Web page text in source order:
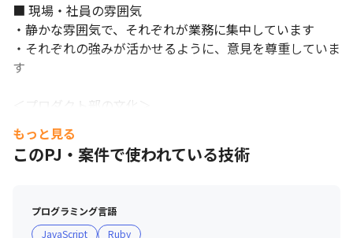
■ 現場・社員の雰囲気
・静かな雰囲気で、それぞれが業務に集中しています
・それぞれの強みが活かせるように、意見を尊重していま
す
＜プロダクト部の文化＞
・暗黙知で効率的なコミュニケーションを取り合う習慣が
あります
・業務の仕方やサービスに対する提案などの自由度が高
ション次第で多種多様な事が学習でき、実施できる環境が
もっと見る
このPJ・案件で使われている技術
プログラミング言語
JavaScript
Ruby